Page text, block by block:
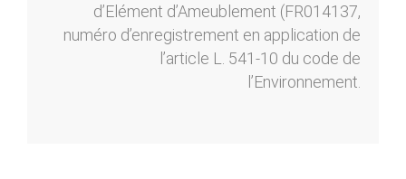
d’Elément d’Ameublement (FR014137,
numéro d’enregistrement en application de
l’article L. 541-10 du code de
l’Environnement.